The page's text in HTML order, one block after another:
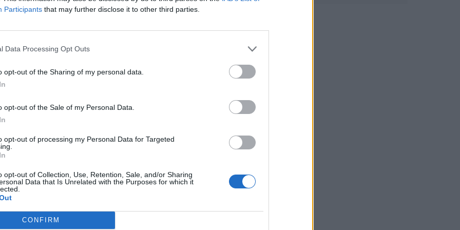
Participants that may further disclose it to other third parties.
Data Processing Opt Outs
opt-out of the Sharing of my personal data.
opt-out of the Sale of my Personal Data.
opt-out of processing my Personal Data for Targeted
opt-out of Collection, Use, Retention, Sale, and/or Sharing
Data that Is Unrelated with the Purposes for which it
CONFIRM
électriques perdent en autonomie,
Auto Pour Vous 19 mai 2026 0